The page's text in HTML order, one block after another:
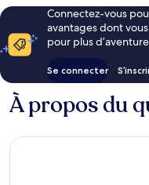
Connectez-vous
avantages dont
pour plus
Se connecter
À propos du